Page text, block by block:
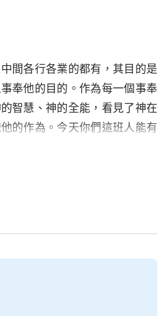
間各行各業的都有，其目的是
奉他的目的。作為每一個事奉
智慧、神的全能，看見了神在
的作為。今天你們這班人能有
的人都是有原則的，絶對不是
着撒但的本性來事奉的。你用
會形成一種以你的個性為主的